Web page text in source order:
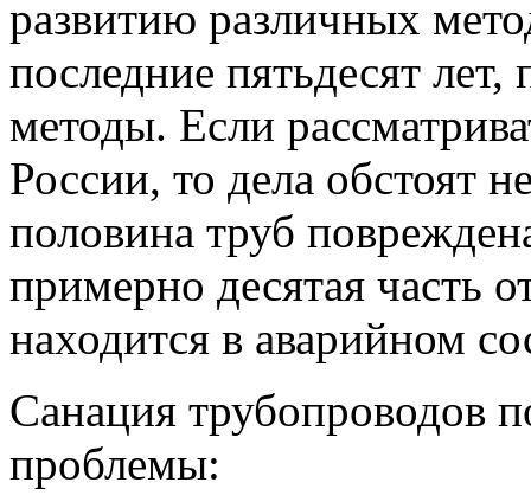
развитию различных
последние пятьдесят
методы. Если
России, то дела обстоят
половина труб
примерно десятая часть
находится в аварийном
Санация трубопроводов
проблемы: